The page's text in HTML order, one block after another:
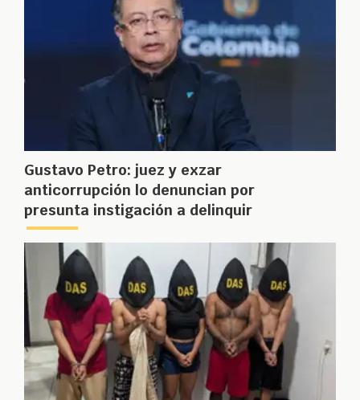
Gustavo Petro: juez y exzar
anticorrupción lo denuncian por
presunta instigación a delinquir